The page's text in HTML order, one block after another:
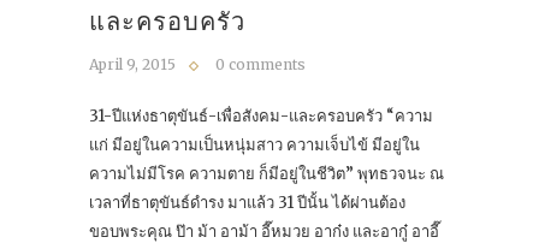
และครอบครัว
April 9, 2015 0 comments
31-ปีแห่งธาตุขันธ์-เพื่อสังคม-และครอบครัว “ความ
แก่ มีอยู่ในความเป็นหนุ่มสาว ความเจ็บไข้ มีอยู่ใน
ความไม่มีโรค ความตาย ก็มีอยู่ในชีวิต” พุทธวจนะ ณ
เวลาที่ธาตุขันธ์ดำรง มาแล้ว 31 ปีนั้น ได้ผ่านต้อง
ขอบพระคุณ ป๊า ม้า อาม้า อี๊หมวย อาก๋ง และอากู๋ อาอี๊